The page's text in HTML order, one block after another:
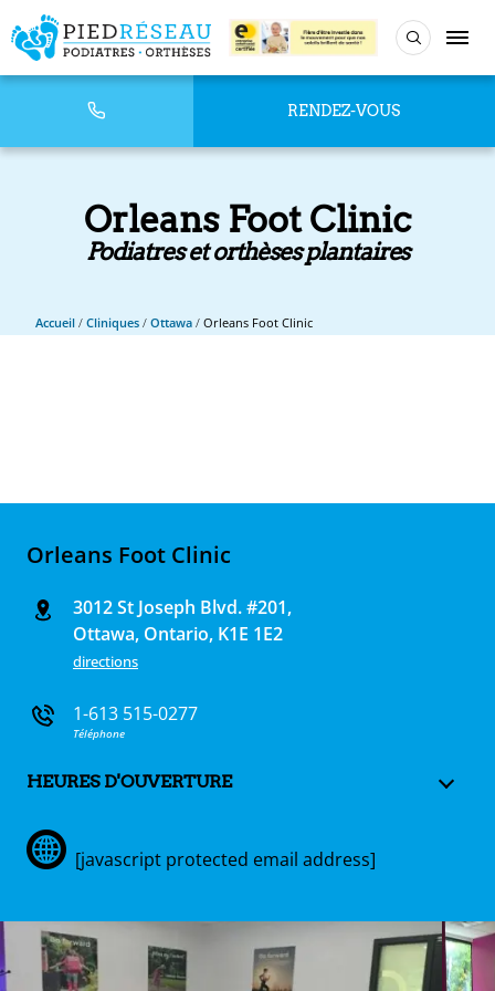
RENDEZ-VOUS
Orleans Foot Clinic
Podiatres et orthèses plantaires
Accueil / Cliniques / Ottawa / Orleans Foot Clinic
Orleans Foot Clinic
3012 St Joseph Blvd. #201,
Ottawa, Ontario, K1E 1E2
directions
1-613 515-0277
Téléphone
HEURES D'OUVERTURE
[javascript protected email address]